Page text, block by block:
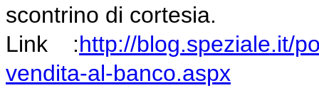
scontrino di cortesia.
Link :http://blog.speziale.it/
vendita-al-banco.aspx